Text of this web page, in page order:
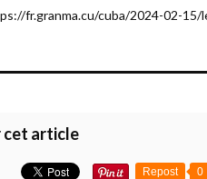
fr.granma.cu/cuba/2024-02-
cet article
Repost 0